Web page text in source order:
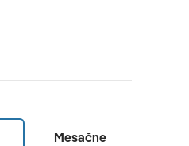
Mesačne